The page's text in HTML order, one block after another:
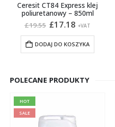
Ceresit CT84 Express klej
poliuretanowy – 850ml
£19.55 Pierwotna
wynosiła:
£19.55.
£17.18 Aktualna
wynosi:
£17.18.
+VAT
DODAJ DO KOSZYKA
POLECANE PRODUKTY
HOT
SALE